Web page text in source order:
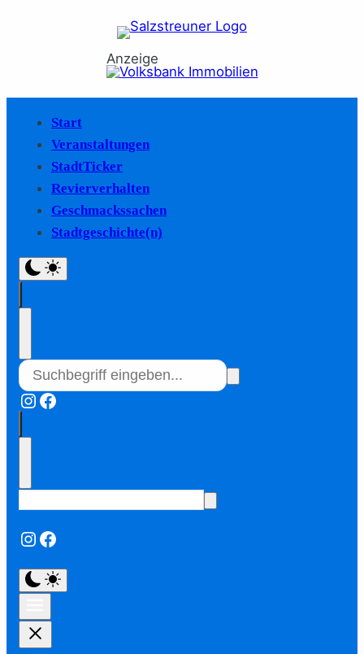
Anzeige
Start
Veranstaltungen
StadtTicker
Revierverhalten
Geschmackssachen
Stadtgeschichte(n)
Instagram
Facebook
Instagram
Facebook